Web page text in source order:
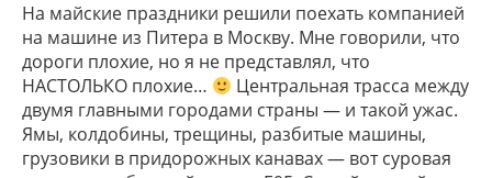
На майские праздники решили поехать компанией
на машине из Питера в Москву. Мне говорили, что
дороги плохие, но я не представлял, что
НАСТОЛЬКО плохие…
Центральная трасса между
двумя главными городами страны — и такой ужас.
Ямы, колдобины, трещины, разбитые машины,
грузовики в придорожных канавах — вот суровая